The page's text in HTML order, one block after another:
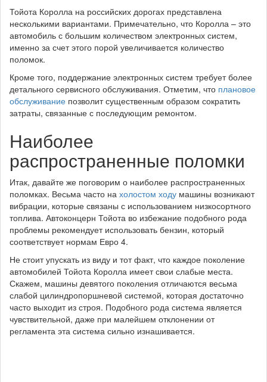
Тойота Королла на российских дорогах представлена
несколькими вариантами. Примечательно, что Королла – это
автомобиль с большим количеством электронных систем,
именно за счет этого порой увеличивается количество
поломок.
Кроме того, поддержание электронных систем требует более
детального сервисного обслуживания. Отметим, что плановое
обслуживание позволит существенным образом сократить
затраты, связанные с последующим ремонтом.
Наиболее
распространенные поломки
Итак, давайте же поговорим о наиболее распространенных
поломках. Весьма часто на холостом ходу машины возникают
вибрации, которые связаны с использованием низкосортного
топлива. Автоконцерн Тойота во избежание подобного рода
проблемы рекомендует использовать бензин, который
соответствует нормам Евро 4.
Не стоит упускать из виду и тот факт, что каждое поколение
автомобилей Тойота Королла имеет свои слабые места.
Скажем, машины девятого поколения отличаются весьма
слабой цилиндропоршневой системой, которая достаточно
часто выходит из строя. Подобного рода система является
чувствительной, даже при малейшем отклонении от
регламента эта система сильно изнашивается.